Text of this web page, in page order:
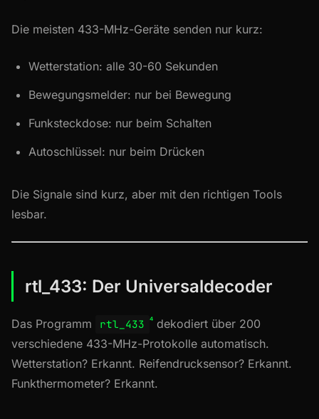
Die meisten 433-MHz-Geräte senden nur kurz:
Wetterstation: alle 30-60 Sekunden
Bewegungsmelder: nur bei Bewegung
Funksteckdose: nur beim Schalten
Autoschlüssel: nur beim Drücken
Die Signale sind kurz, aber mit den richtigen Tools
lesbar.
rtl_433: Der Universaldecoder
Das Programm rtl_433 ⁴dekodiert über 200
verschiedene 433-MHz-Protokolle automatisch.
Wetterstation? Erkannt. Reifendrucksensor? Erkannt.
Funkthermometer? Erkannt.